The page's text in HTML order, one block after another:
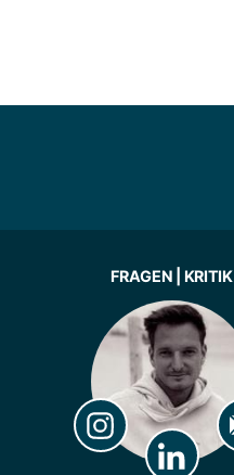
FRAGEN | KRITIK